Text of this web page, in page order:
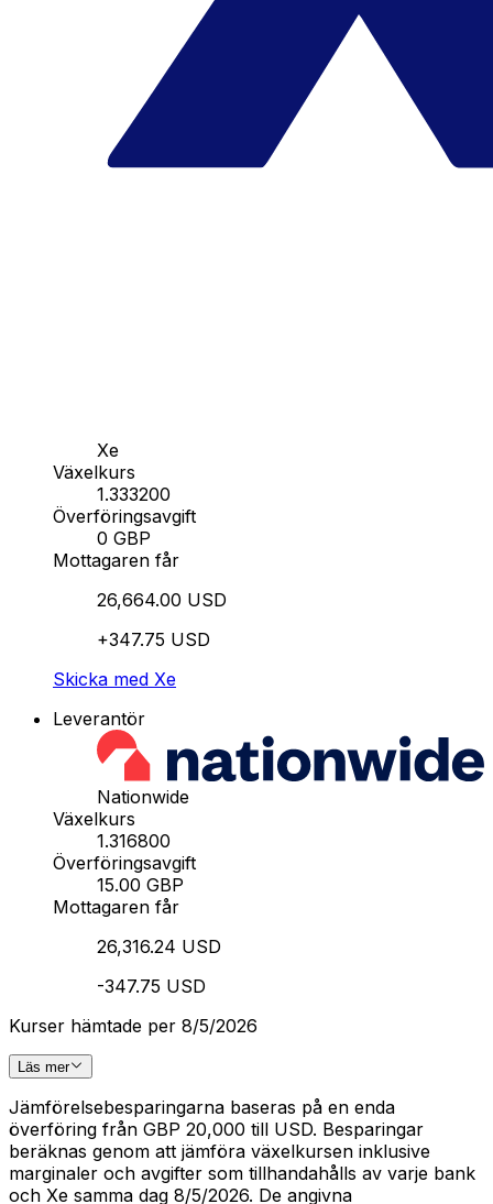
Xe
Växelkurs
1.333200
Överföringsavgift
0 GBP
Mottagaren får
26,664.00 USD
+347.75 USD
Skicka med Xe
Leverantör
Nationwide
Växelkurs
1.316800
Överföringsavgift
15.00 GBP
Mottagaren får
26,316.24 USD
-347.75 USD
Kurser hämtade per 8/5/2026
Läs mer
Jämförelsebesparingarna baseras på en enda
överföring från GBP 20,000 till USD. Besparingar
beräknas genom att jämföra växelkursen inklusive
marginaler och avgifter som tillhandahålls av varje bank
och Xe samma dag 8/5/2026. De angivna